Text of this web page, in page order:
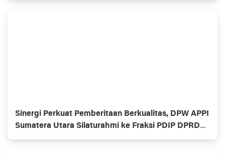
Sinergi Perkuat Pemberitaan Berkualitas, DPW APPI
Sumatera Utara Silaturahmi ke Fraksi PDIP DPRD
Kota Medan